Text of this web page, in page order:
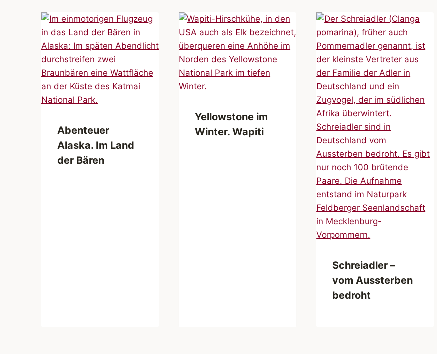
Abenteuer
Alaska. Im Land
der Bären
Yellowstone im
Winter. Wapiti
Schreiadler –
vom Aussterben
bedroht